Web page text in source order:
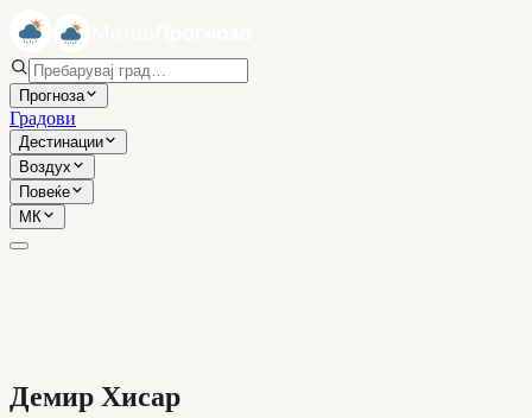
Прогноза
Градови
Дестинации
Воздух
Повеќе
МК
Демир Хисар